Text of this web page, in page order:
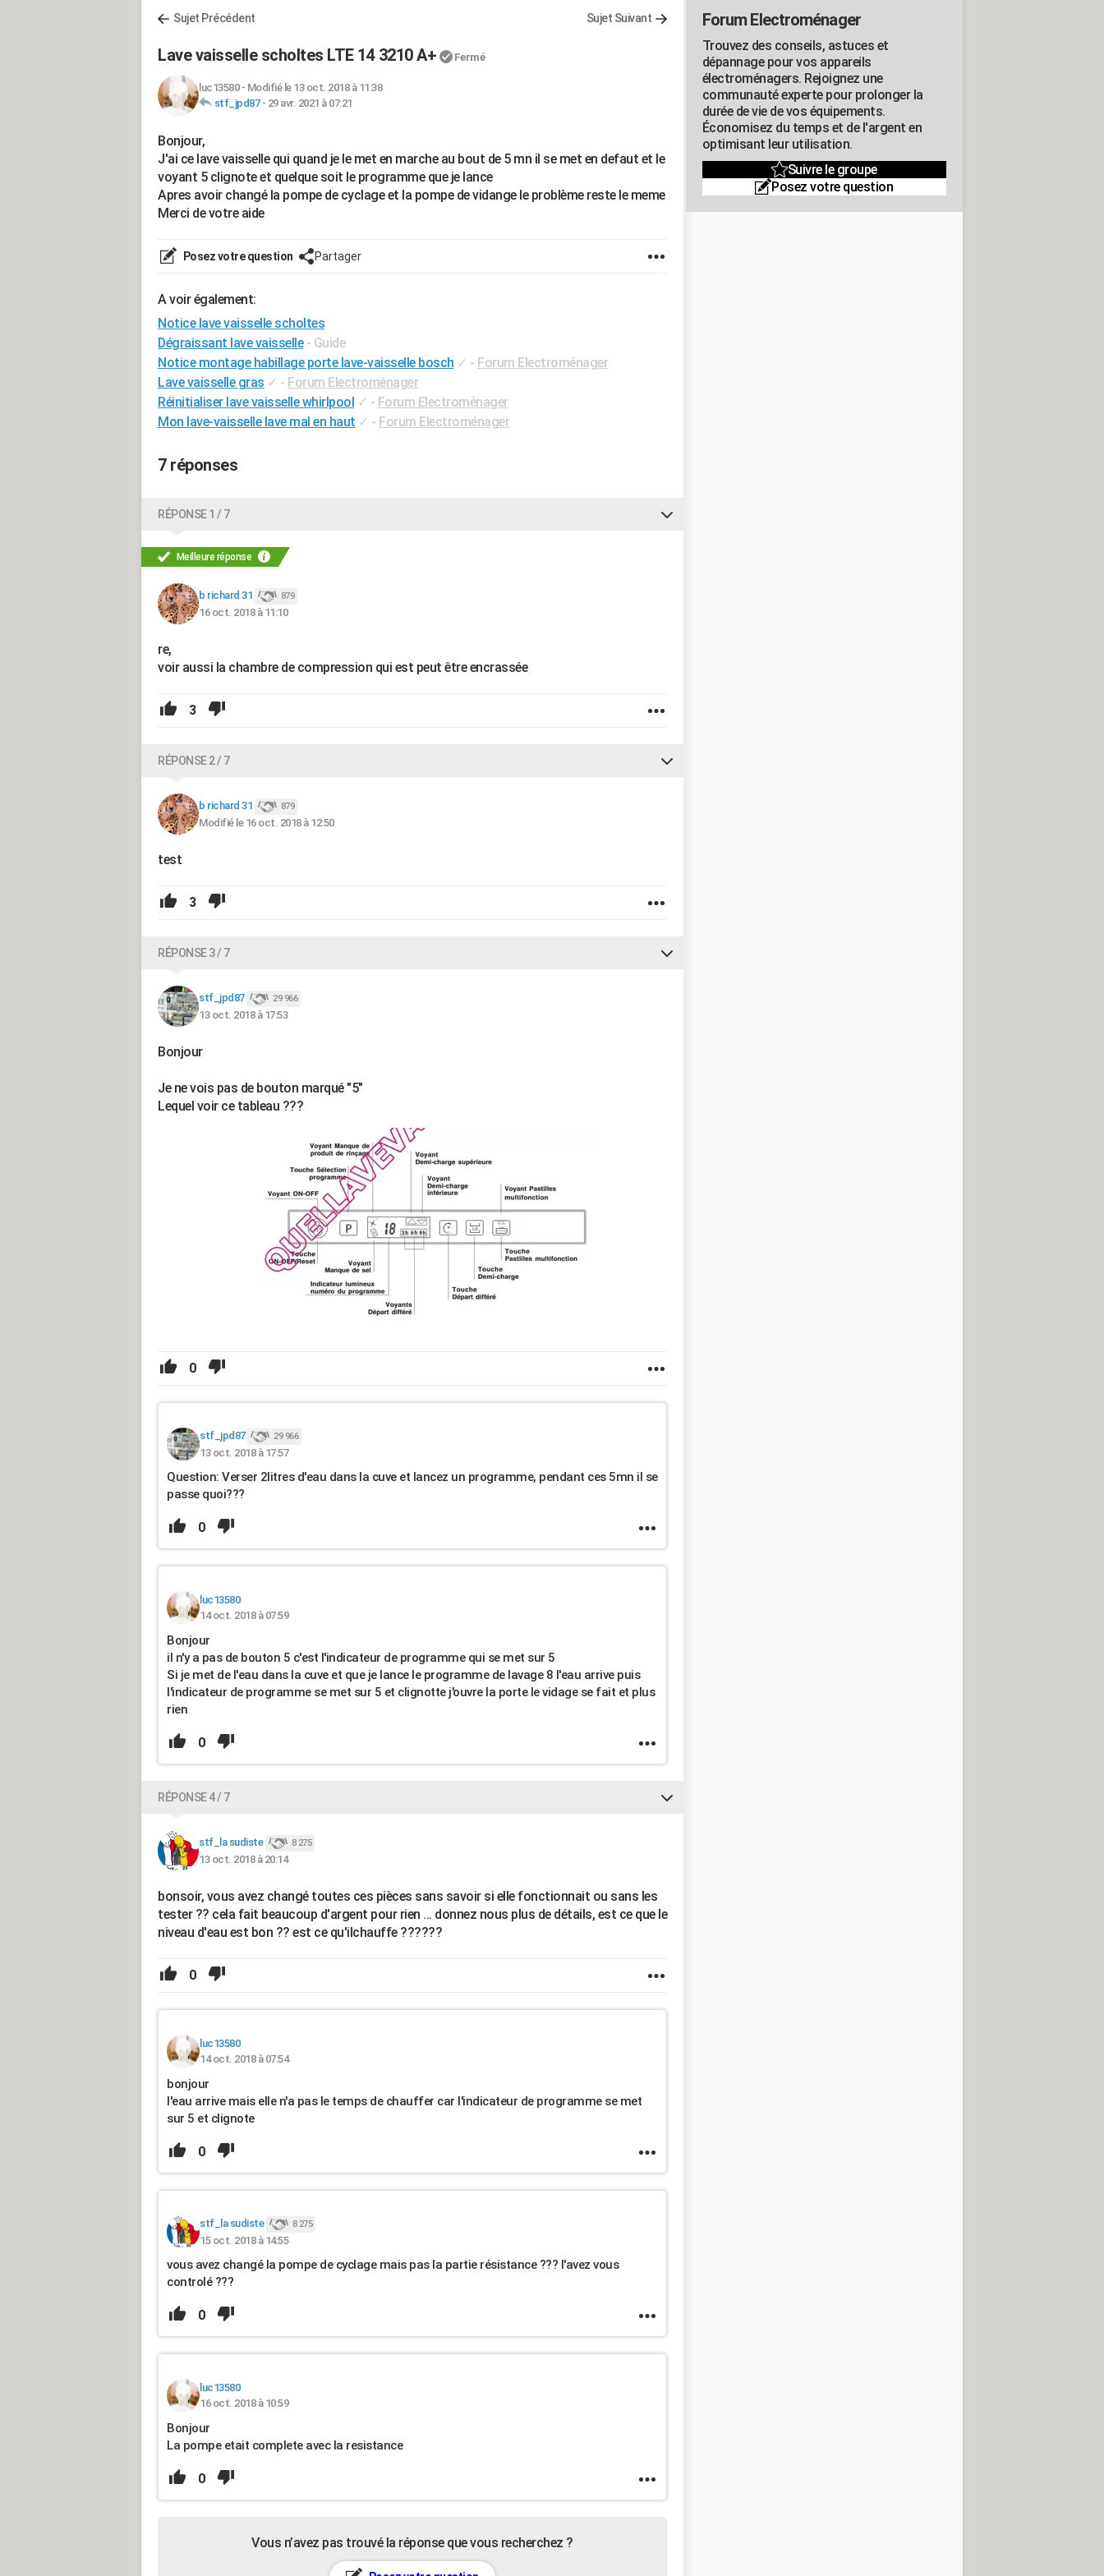
Sujet Précédent Sujet Suivant
Lave vaisselle scholtes LTE 14 3210 A+ Fermé
luc13580- Modifié le 13 oct. 2018 à 11:38
stf_jpd87- 29 avr. 2021 à 07:21
Bonjour,
J'ai ce lave vaisselle qui quand je le met en marche au bout de 5 mn il se met en defaut et le
voyant 5 clignote et quelque soit le programme que je lance
Apres avoir changé la pompe de cyclage et la pompe de vidange le problème reste le meme
Merci de votre aide
Posez votre question Partager
A voir également:
Notice lave vaisselle scholtes
Dégraissant lave vaisselle - Guide
Notice montage habillage porte lave-vaisselle bosch ✓ - Forum Electroménager
Lave vaisselle gras ✓ - Forum Electroménager
Réinitialiser lave vaisselle whirlpool ✓ - Forum Electroménager
Mon lave-vaisselle lave mal en haut ✓ - Forum Electroménager
7 réponses
RÉPONSE 1 / 7
Meilleure réponse
b richard 31 879
16 oct. 2018 à 11:10
re,
voir aussi la chambre de compression qui est peut être encrassée
3
RÉPONSE 2 / 7
b richard 31 879
Modifié le 16 oct. 2018 à 12:50
test
3
RÉPONSE 3 / 7
stf_jpd87 29 966
13 oct. 2018 à 17:53
Bonjour
Je ne vois pas de bouton marqué "5"
Lequel voir ce tableau ???
0
stf_jpd87 29 966
13 oct. 2018 à 17:57
Question: Verser 2litres d'eau dans la cuve et lancez un programme, pendant ces 5mn il se
passe quoi???
0
luc13580
14 oct. 2018 à 07:59
Bonjour
il n'y a pas de bouton 5 c'est l'indicateur de programme qui se met sur 5
Si je met de l'eau dans la cuve et que je lance le programme de lavage 8 l'eau arrive puis
l'indicateur de programme se met sur 5 et clignotte j'ouvre la porte le vidage se fait et plus
rien
0
RÉPONSE 4 / 7
stf_la sudiste 8 275
13 oct. 2018 à 20:14
bonsoir, vous avez changé toutes ces pièces sans savoir si elle fonctionnait ou sans les
tester ?? cela fait beaucoup d'argent pour rien ... donnez nous plus de détails, est ce que le
niveau d'eau est bon ?? est ce qu'ilchauffe ??????
0
luc13580
14 oct. 2018 à 07:54
bonjour
l'eau arrive mais elle n'a pas le temps de chauffer car l'indicateur de programme se met
sur 5 et clignote
0
stf_la sudiste 8 275
15 oct. 2018 à 14:55
vous avez changé la pompe de cyclage mais pas la partie résistance ??? l'avez vous
controlé ???
0
luc13580
16 oct. 2018 à 10:59
Bonjour
La pompe etait complete avec la resistance
0
Vous n’avez pas trouvé la réponse que vous recherchez ?
Forum Electroménager
Trouvez des conseils, astuces et
dépannage pour vos appareils
électroménagers. Rejoignez une
communauté experte pour prolonger la
durée de vie de vos équipements.
Économisez du temps et de l'argent en
optimisant leur utilisation.
Suivre le groupe
Posez votre question